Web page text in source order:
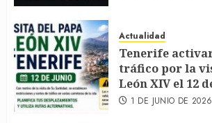
Actualidad
Tenerife
tráfico por la
León XIV el 12
1 DE JUNIO DE 2026